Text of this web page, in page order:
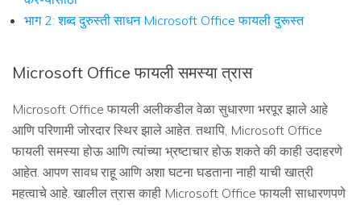
भाग 2: शब्द दुरुस्ती साधन Microsoft Office फायली दुरूस्त
Microsoft Office फायली समस्या त्रास
Microsoft Office फायली अलीकडील वेळा सुधारणा भरपूर झाले आहे
आणि परिणामी जोरदार स्थिर झाले आहेत. तथापि, Microsoft Office
फायली समस्या होऊ आणि त्यांच्या भ्रष्टाचार होऊ शकते की काही उदाहरणे
आहेत. आपण सावध राहू आणि अशा घटना घडताना नाही याची खात्री
महत्वाचे आहे. खालील त्रास काही Microsoft Office फायली साधारणपणे